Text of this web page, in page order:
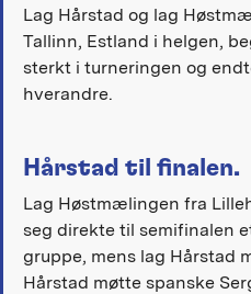
Lag Hårstad og lag
Tallinn, Estland i helgen,
sterkt i turneringen og
hverandre.
Hårstad til finalen.
Lag Høstmælingen fra
seg direkte til semifinalen
gruppe, mens lag Hårstad
Hårstad møtte spanske